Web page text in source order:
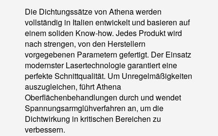
Die Dichtungssätze von Athena werden
vollständig in Italien entwickelt und basieren auf
einem soliden Know-how. Jedes Produkt wird
nach strengen, von den Herstellern
vorgegebenen Parametern gefertigt. Der Einsatz
modernster Lasertechnologie garantiert eine
perfekte Schnittqualität. Um Unregelmäßigkeiten
auszugleichen, führt Athena
Oberflächenbehandlungen durch und wendet
Spannungsarmglühverfahren an, um die
Dichtwirkung in kritischen Bereichen zu
verbessern.